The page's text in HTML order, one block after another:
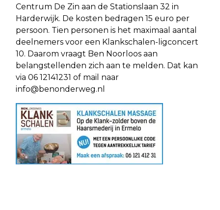
Centrum De Zin aan de Stationslaan 32 in
Harderwijk. De kosten bedragen 15 euro per
persoon. Tien personen is het maximaal aantal
deelnemers voor een Klankschalen-ligconcert
10. Daarom vraagt Ben Noorloos aan
belangstellenden zich aan te melden. Dat kan
via 06 12141231 of mail naar
info@benonderweg.nl